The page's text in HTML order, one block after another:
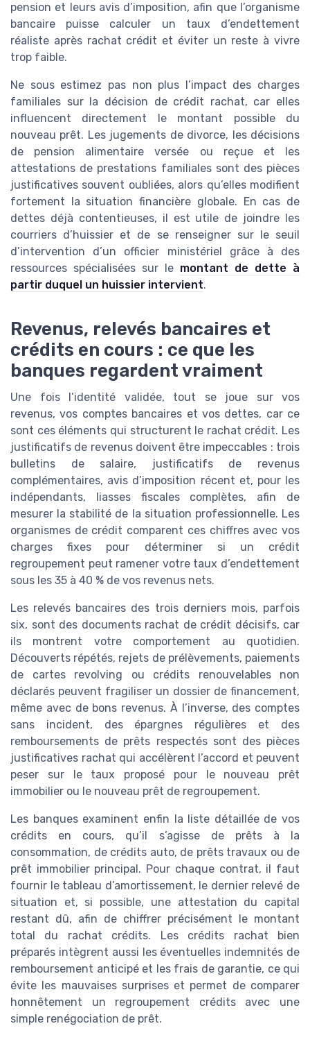
pension et leurs avis d’imposition, afin que l’organisme
bancaire puisse calculer un taux d’endettement
réaliste après rachat crédit et éviter un reste à vivre
trop faible.
Ne sous estimez pas non plus l’impact des charges
familiales sur la décision de crédit rachat, car elles
influencent directement le montant possible du
nouveau prêt. Les jugements de divorce, les décisions
de pension alimentaire versée ou reçue et les
attestations de prestations familiales sont des pièces
justificatives souvent oubliées, alors qu’elles modifient
fortement la situation financière globale. En cas de
dettes déjà contentieuses, il est utile de joindre les
courriers d’huissier et de se renseigner sur le seuil
d’intervention d’un officier ministériel grâce à des
ressources spécialisées sur le montant de dette à
partir duquel un huissier intervient.
Revenus, relevés bancaires et
crédits en cours : ce que les
banques regardent vraiment
Une fois l’identité validée, tout se joue sur vos
revenus, vos comptes bancaires et vos dettes, car ce
sont ces éléments qui structurent le rachat crédit. Les
justificatifs de revenus doivent être impeccables : trois
bulletins de salaire, justificatifs de revenus
complémentaires, avis d’imposition récent et, pour les
indépendants, liasses fiscales complètes, afin de
mesurer la stabilité de la situation professionnelle. Les
organismes de crédit comparent ces chiffres avec vos
charges fixes pour déterminer si un crédit
regroupement peut ramener votre taux d’endettement
sous les 35 à 40 % de vos revenus nets.
Les relevés bancaires des trois derniers mois, parfois
six, sont des documents rachat de crédit décisifs, car
ils montrent votre comportement au quotidien.
Découverts répétés, rejets de prélèvements, paiements
de cartes revolving ou crédits renouvelables non
déclarés peuvent fragiliser un dossier de financement,
même avec de bons revenus. À l’inverse, des comptes
sans incident, des épargnes régulières et des
remboursements de prêts respectés sont des pièces
justificatives rachat qui accélèrent l’accord et peuvent
peser sur le taux proposé pour le nouveau prêt
immobilier ou le nouveau prêt de regroupement.
Les banques examinent enfin la liste détaillée de vos
crédits en cours, qu’il s’agisse de prêts à la
consommation, de crédits auto, de prêts travaux ou de
prêt immobilier principal. Pour chaque contrat, il faut
fournir le tableau d’amortissement, le dernier relevé de
situation et, si possible, une attestation du capital
restant dû, afin de chiffrer précisément le montant
total du rachat crédits. Les crédits rachat bien
préparés intègrent aussi les éventuelles indemnités de
remboursement anticipé et les frais de garantie, ce qui
évite les mauvaises surprises et permet de comparer
honnêtement un regroupement crédits avec une
simple renégociation de prêt.